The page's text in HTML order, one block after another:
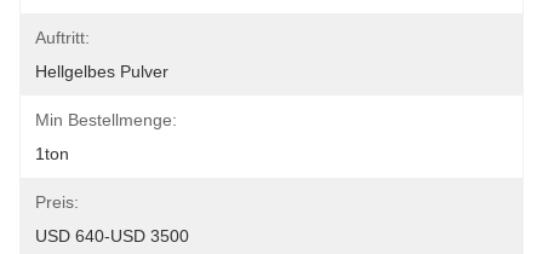
Auftritt:
Hellgelbes Pulver
Min Bestellmenge:
1ton
Preis:
USD 640-USD 3500